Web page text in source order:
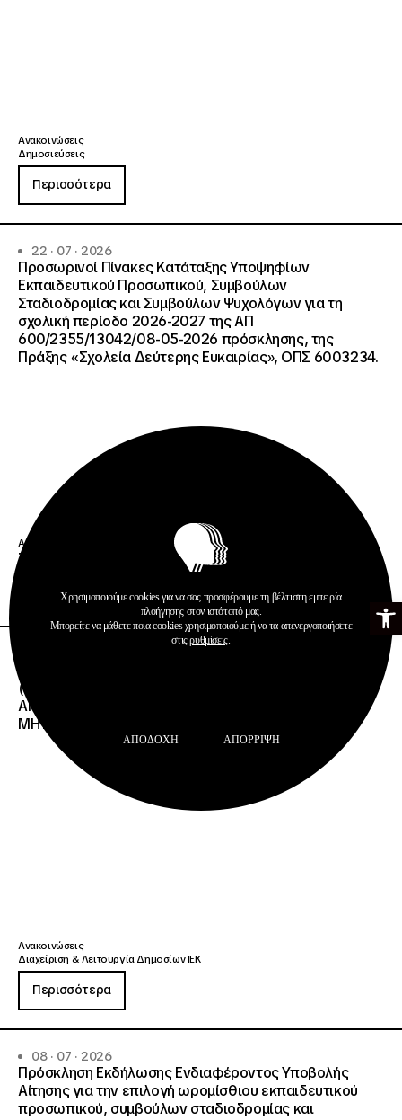
Ανοίξτε
Ανακοινώσεις
Δημοσιεύσεις
Περισσότερα
22 · 07 · 2026
Προσωρινοί Πίνακες Κατάταξης Υποψηφίων
Εκπαιδευτικού Προσωπικού, Συμβούλων
Σταδιοδρομίας και Συμβούλων Ψυχολόγων για τη
σχολική περίοδο 2026-2027 της ΑΠ
600/2355/13042/08-05-2026 πρόσκλησης, της
Πράξης «Σχολεία Δεύτερης Ευκαιρίας», ΟΠΣ 6003234.
Ανακοινώσεις
Σχολεία Δεύτερης Ευκαιρίας
(ΑΙΤΗΜΑΤΩΝ ΕΠΑΝΕΛΕΓΧΟΥ) ΕΠΙ ΤΩΝ
ΑΠΟΤΕΛΕΣΜΑΤΩΝ ΤΟΥ ΔΙΟΙΚΗΤΙΚΟΥ ΕΛΕΓΧΟΥ ΤΟΥ
ΜΗΤΡΩΟΥ Σ.Α.Ε.Κ. ΚΑΙ Ε.Σ.Κ.»
Ανακοινώσεις
Διαχείριση & Λειτουργία Δημοσίων ΙΕΚ
Περισσότερα
08 · 07 · 2026
Πρόσκληση Εκδήλωσης Ενδιαφέροντος Υποβολής
Αίτησης για την επιλογή ωρομίσθιου εκπαιδευτικού
προσωπικού, συμβούλων σταδιοδρομίας και
Χρησιμοποιούμε cookies για να σας προσφέρουμε τη βέλτιστη εμπειρία
πλοήγησης στον ιστότοπό μας.
Μπορείτε να μάθετε ποια cookies χρησιμοποιούμε ή να τα απενεργοποιήσετε
στιςρυθμίσεις.
ΑΠΟΔΟΧΉ ΑΠΌΡΡΙΨΗ